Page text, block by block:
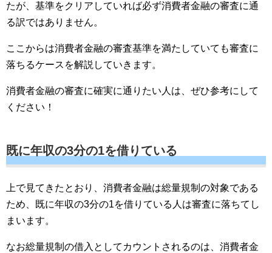
たが、基準をクリアしていれば必ず消費者金融の審査に通
る訳ではありません。
ここからは消費者金融の審査基準を満たしていても審査に
落ちるケースを解説していきます。
消費者金融の審査に確実に通りたい人は、ぜひ参考にして
ください！
既に年収の3分の1を借りている
上で見てきたとおり、消費者金融は総量規制の対象である
ため、既に年収の3分の1を借りている人は審査に落ちてし
まいます。
なお総量規制の借入としてカウントされるのは、消費者金